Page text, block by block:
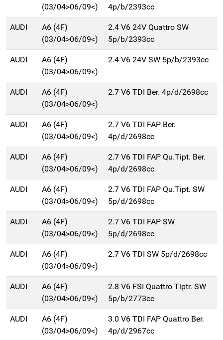
(03/04>06/09<)
4p/b/2393cc
AUDI
A6 (4F)
(03/04>06/09<)
2.4 V6 24V Quattro SW
5p/b/2393cc
AUDI
A6 (4F)
(03/04>06/09<)
2.4 V6 24V SW 5p/b/2393cc
AUDI
A6 (4F)
(03/04>06/09<)
2.7 V6 TDI Ber. 4p/d/2698cc
AUDI
A6 (4F)
(03/04>06/09<)
2.7 V6 TDI FAP Ber.
4p/d/2698cc
AUDI
A6 (4F)
(03/04>06/09<)
2.7 V6 TDI FAP Qu.Tipt. Ber.
4p/d/2698cc
AUDI
A6 (4F)
(03/04>06/09<)
2.7 V6 TDI FAP Qu.Tipt. SW
5p/d/2698cc
AUDI
A6 (4F)
(03/04>06/09<)
2.7 V6 TDI FAP SW
5p/d/2698cc
AUDI
A6 (4F)
(03/04>06/09<)
2.7 V6 TDI SW 5p/d/2698cc
AUDI
A6 (4F)
(03/04>06/09<)
2.8 V6 FSI Quattro Tiptr. SW
5p/b/2773cc
AUDI
A6 (4F)
(03/04>06/09<)
3.0 V6 TDI FAP Quattro Ber.
4p/d/2967cc